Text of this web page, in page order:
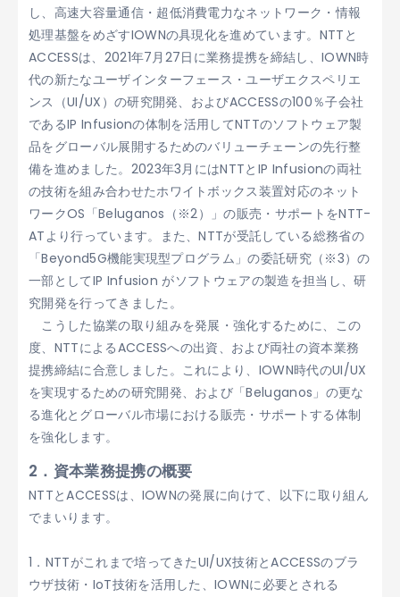
し、高速大容量通信・超低消費電力なネットワーク・情報
処理基盤をめざすIOWNの具現化を進めています。NTTと
ACCESSは、2021年7月27日に業務提携を締結し、IOWN時
代の新たなユーザインターフェース・ユーザエクスペリエ
ンス（UI/UX）の研究開発、およびACCESSの100％子会社
であるIP Infusionの体制を活用してNTTのソフトウェア製
品をグローバル展開するためのバリューチェーンの先行整
備を進めました。2023年3月にはNTTとIP Infusionの両社
の技術を組み合わせたホワイトボックス装置対応のネット
ワークOS「Beluganos（※2）」の販売・サポートをNTT-
ATより行っています。また、NTTが受託している総務省の
「Beyond5G機能実現型プログラム」の委託研究（※3）の
一部としてIP Infusion がソフトウェアの製造を担当し、研
究開発を行ってきました。
こうした協業の取り組みを発展・強化するために、この
度、NTTによるACCESSへの出資、および両社の資本業務
提携締結に合意しました。これにより、IOWN時代のUI/UX
を実現するための研究開発、および「Beluganos」の更な
る進化とグローバル市場における販売・サポートする体制
を強化します。
2．資本業務提携の概要
NTTとACCESSは、IOWNの発展に向けて、以下に取り組ん
でまいります。
1．NTTがこれまで培ってきたUI/UX技術とACCESSのブラ
ウザ技術・IoT技術を活用した、IOWNに必要とされる